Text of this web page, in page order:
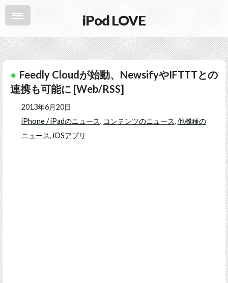
iPod LOVE
Feedly Cloudが始動、NewsifyやIFTTTとの
連携も可能に [Web/RSS]
2013年6月20日
iPhone / iPadのニュース, コンテンツのニュース, 他機種の
ニュース, iOSアプリ